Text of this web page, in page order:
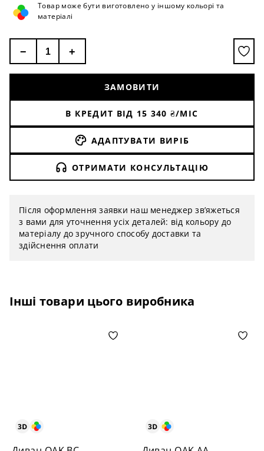
Товар може бути виготовлено у іншому кольорі та
матеріалі
− +
ЗАМОВИТИ
В КРЕДИТ ВІД 15 340 ₴/МІС
АДАПТУВАТИ ВИРІБ
ОТРИМАТИ КОНСУЛЬТАЦІЮ
Після оформлення заявки наш менеджер зв’яжеться
з вами для уточнення усіх деталей: від кольору до
матеріалу до зручного способу доставки та
здійснення оплати
Інші товари цього виробника